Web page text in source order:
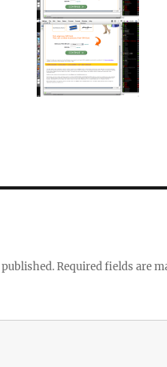
Required fields are